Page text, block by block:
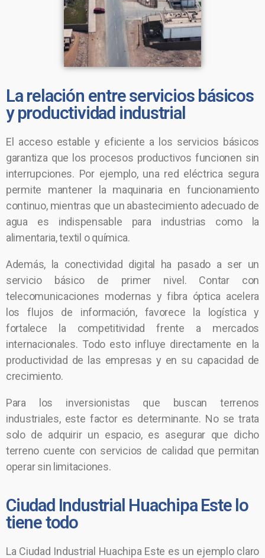
La relación entre servicios básicos
y productividad industrial
El acceso estable y eficiente a los servicios básicos
garantiza que los procesos productivos funcionen sin
interrupciones. Por ejemplo, una red eléctrica segura
permite mantener la maquinaria en funcionamiento
continuo, mientras que un abastecimiento adecuado de
agua es indispensable para industrias como la
alimentaria, textil o química.
Además, la conectividad digital ha pasado a ser un
servicio básico de primer nivel. Contar con
telecomunicaciones modernas y fibra óptica acelera
los flujos de información, favorece la logística y
fortalece la competitividad frente a mercados
internacionales. Todo esto influye directamente en la
productividad de las empresas y en su capacidad de
crecimiento.
Para los inversionistas que buscan terrenos
industriales, este factor es determinante. No se trata
solo de adquirir un espacio, es asegurar que dicho
terreno cuente con servicios de calidad que permitan
operar sin limitaciones.
Ciudad Industrial Huachipa Este lo
tiene todo
La Ciudad Industrial Huachipa Este es un ejemplo claro